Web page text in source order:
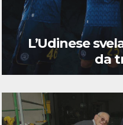
L’Udinese
da